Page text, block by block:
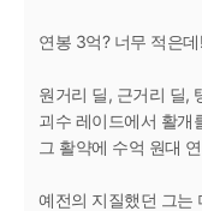
연봉 3억? 너무 적은데!
원거리 딜, 근거리 딜,
괴수 레이드에서 활개
그 활약에 수억 원대
예전의 지질했던 그는